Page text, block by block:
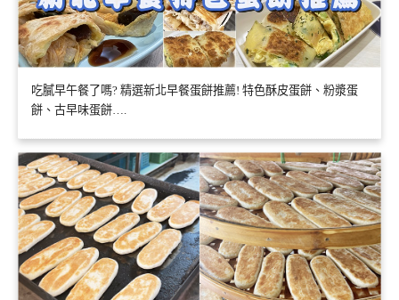
吃膩早午餐了嗎? 精選新北早餐蛋餅推薦! 特色酥皮蛋餅、粉漿蛋
餅、古早味蛋餅….